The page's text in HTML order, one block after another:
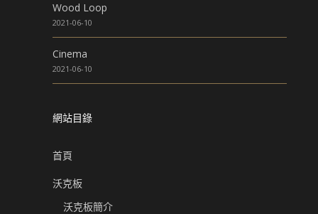
Wood Loop
2021-06-10
Cinema
2021-06-10
網站目錄
首頁
沃克板
沃克板簡介